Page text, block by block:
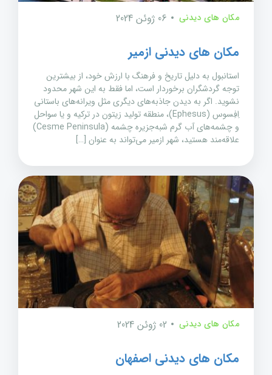
مکان های دیدنی 06 ژوئن 2024
مکان های دیدنی ازمیر
استانبول به دلیل تاریخ و فرهنگ با ارزش خود، از بیشترین
توجه گردشگران برخوردار است، اما فقط به این شهر محدود
نشوید. اگر به دیدن جاذبه‌های دیگری مثل ویرانه‌های باستانی
اِفِسوس (Ephesus)، منطقه تولید زیتون در ترکیه و یا سواحل
و چشمه‌های آب گرم شبه‌جزیره چشمه (Cesme Peninsula)
علاقه‌مند هستید، شهر ازمیر می‌تواند به عنوان […]
مکان های دیدنی 02 ژوئن 2024
مکان های دیدنی اصفهان